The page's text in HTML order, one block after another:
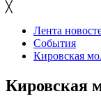
╳
Лента
События
Кировская
Кировская